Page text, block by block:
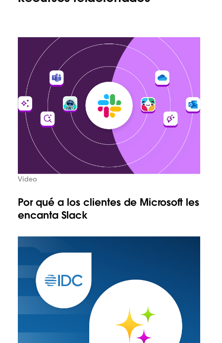
Vídeo
Por qué a los clientes de Microsoft les
encanta Slack